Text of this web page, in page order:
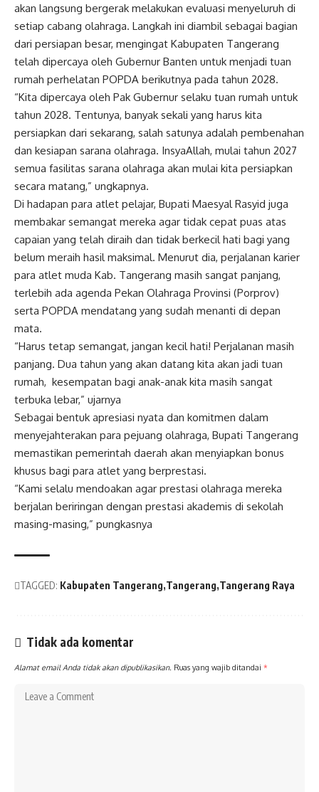
akan langsung bergerak melakukan evaluasi menyeluruh di
setiap cabang olahraga. Langkah ini diambil sebagai bagian
dari persiapan besar, mengingat Kabupaten Tangerang
telah dipercaya oleh Gubernur Banten untuk menjadi tuan
rumah perhelatan POPDA berikutnya pada tahun 2028.
“Kita dipercaya oleh Pak Gubernur selaku tuan rumah untuk
tahun 2028. Tentunya, banyak sekali yang harus kita
persiapkan dari sekarang, salah satunya adalah pembenahan
dan kesiapan sarana olahraga. InsyaAllah, mulai tahun 2027
semua fasilitas sarana olahraga akan mulai kita persiapkan
secara matang,” ungkapnya.
Di hadapan para atlet pelajar, Bupati Maesyal Rasyid juga
membakar semangat mereka agar tidak cepat puas atas
capaian yang telah diraih dan tidak berkecil hati bagi yang
belum meraih hasil maksimal. Menurut dia, perjalanan karier
para atlet muda Kab. Tangerang masih sangat panjang,
terlebih ada agenda Pekan Olahraga Provinsi (Porprov)
serta POPDA mendatang yang sudah menanti di depan
mata.
“Harus tetap semangat, jangan kecil hati! Perjalanan masih
panjang. Dua tahun yang akan datang kita akan jadi tuan
rumah, kesempatan bagi anak-anak kita masih sangat
terbuka lebar,” ujarnya
Sebagai bentuk apresiasi nyata dan komitmen dalam
menyejahterakan para pejuang olahraga, Bupati Tangerang
memastikan pemerintah daerah akan menyiapkan bonus
khusus bagi para atlet yang berprestasi.
“Kami selalu mendoakan agar prestasi olahraga mereka
berjalan beriringan dengan prestasi akademis di sekolah
masing-masing,” pungkasnya
TAGGED: Kabupaten Tangerang Tangerang Tangerang Raya
Tidak ada komentar
Alamat email Anda tidak akan dipublikasikan. Ruas yang wajib ditandai *